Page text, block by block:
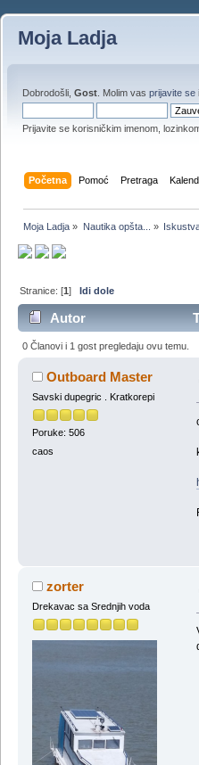
Moja Ladja
Dobrodošli, Gost . Molim vas prijavite se
Prijavite se korisničkim imenom,
Početna Pomoć Pretraga
Moja Ladja » Nautika opšta... »
Stranice: [1]Idi dole
Autor
0 Članovi i 1 gost pregledaju ovu temu.
Outboard Master
Savski dupegric . Kratkorepi
Poruke: 506
caos
zorter
Drekavac sa Srednjih voda